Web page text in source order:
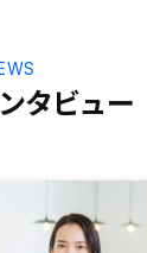
タビュー